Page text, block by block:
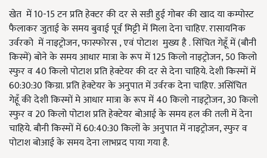
खेत में 10-15 टन प्रति हेक्टर की दर से सडी हुई गोबर की खाद या कम्पोस्ट
फैलाकर जुताई के समय बुवाई पूर्व मिट्टी में मिला देना चाहिए. रासायनिक
उर्वरको में नाइट्रोजन, फास्फोरस , एवं पोटाश मुख्य है . सिंचित गेहूँ में (बौनी
किस्में) बोने के समय आधार मात्रा के रूप में 125 किलो नाइट्रोजन, 50 किलो
स्फुर व 40 किलो पोटाश प्रति हेक्टेयर की दर से देना चाहिये. देशी किस्मों में
60:30:30 किग्रा. प्रति हेक्टेयर के अनुपात में उर्वरक देना चाहिए. असिंचित
गेहूँ की देशी किस्मों मे आधार मात्रा के रूप में 40 किलो नाइट्रोजन, 30 किलो
स्फुर व 20 किलो पोटाश प्रति हेक्टेयर बोआई के समय हल की तली में देना
चाहिये. बौनी किस्मों में 60:40:30 किलों के अनुपात में नाइट्रोजन, स्फुर व
पोटाश बोआई के समय देना लाभप्रद पाया गया है.